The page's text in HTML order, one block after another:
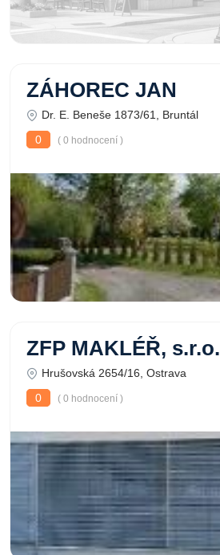
ZÁHOREC JAN
Dr. E. Beneše 1873/61, Bruntál
0
( 0 hodnocení )
ZFP MAKLÉŘ, s.r.o.
Hrušovská 2654/16, Ostrava
0
( 0 hodnocení )